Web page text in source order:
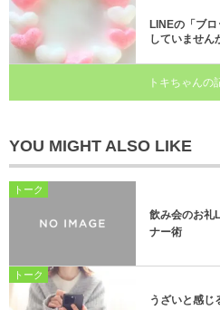
LINEの「ブ
していません
トキちゃんの
YOU MIGHT ALSO LIKE
トーク
飲み会のお礼
ナー術
トーク
うざいと感じ